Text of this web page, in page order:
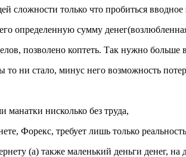
сложности только что пробиться
определенную сумму
позволено коптеть. Так нужно больше
то ни стало, минус него возможность
манатки нисколько без труда,
Форекс, требует лишь только
(а) также маленький деньги денег, на